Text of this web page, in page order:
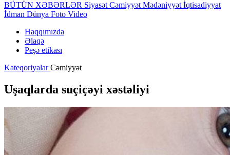
BÜTÜN XƏBƏRLƏR Siyasət Cəmiyyət Mədəniyyət İqtisadiyyat
İdman Dünya Foto Video
Haqqımızda
Əlaqə
Peşə etikası
KateqoriyalarCəmiyyət
Uşaqlarda suçiçəyi xəstəliyi